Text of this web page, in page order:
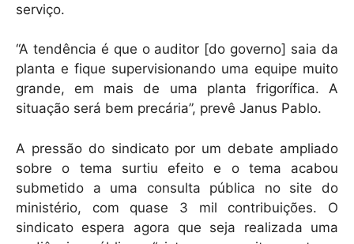
serviço.
“A tendência é que o auditor [do governo] saia da
planta e fique supervisionando uma equipe muito
grande, em mais de uma planta frigorífica. A
situação será bem precária”, prevê Janus Pablo.
A pressão do sindicato por um debate ampliado
sobre o tema surtiu efeito e o tema acabou
submetido a uma consulta pública no site do
ministério, com quase 3 mil contribuições. O
sindicato espera agora que seja realizada uma